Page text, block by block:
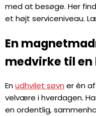
med at besøge. Her
et højt serviceniveau.
En
medvirke til en
Enudhvilet søvn er én
velvære i hverdagen.
en ordentlig,